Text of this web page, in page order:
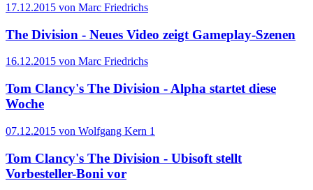
17.12.2015 von Marc Friedrichs
The Division - Neues Video zeigt Gameplay-Szenen
16.12.2015 von Marc Friedrichs
Tom Clancy's The Division - Alpha startet diese
Woche
07.12.2015 von Wolfgang Kern 1
Tom Clancy's The Division - Ubisoft stellt
Vorbesteller-Boni vor